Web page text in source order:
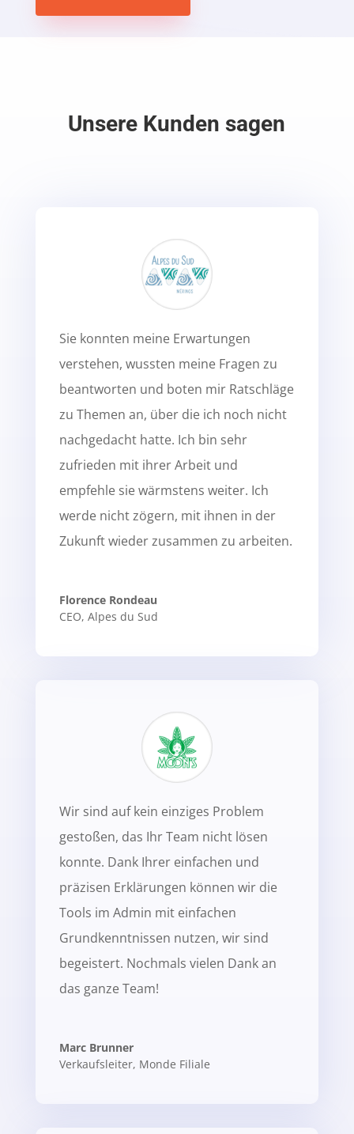
Unsere Kunden sagen
Sie konnten meine Erwartungen
verstehen, wussten meine Fragen zu
beantworten und boten mir Ratschläge
zu Themen an, über die ich noch nicht
nachgedacht hatte. Ich bin sehr
zufrieden mit ihrer Arbeit und
empfehle sie wärmstens weiter. Ich
werde nicht zögern, mit ihnen in der
Zukunft wieder zusammen zu arbeiten.
Florence Rondeau
CEO, Alpes du Sud
Wir sind auf kein einziges Problem
gestoßen, das Ihr Team nicht lösen
konnte. Dank Ihrer einfachen und
präzisen Erklärungen können wir die
Tools im Admin mit einfachen
Grundkenntnissen nutzen, wir sind
begeistert. Nochmals vielen Dank an
das ganze Team!
Marc Brunner
Verkaufsleiter, Monde Filiale